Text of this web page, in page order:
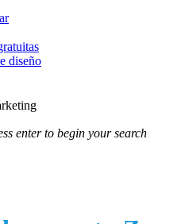
diseño
enter to begin your search